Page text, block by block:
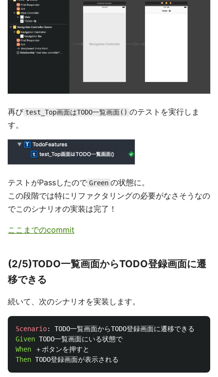
再び test_Top画面はTODO一覧画面() のテストを実行しま
す。
テストがPassしたので Green の状態に。
この段階では特にリファクタリングの必要がなさそうなの
でこのシナリオの実装は完了！
ここまでのcommit
(2/5)TODO一覧画面からTODO登録画面に遷
移できる
続いて、次のシナリオを実装します。
Scenario:
Given
When
Then